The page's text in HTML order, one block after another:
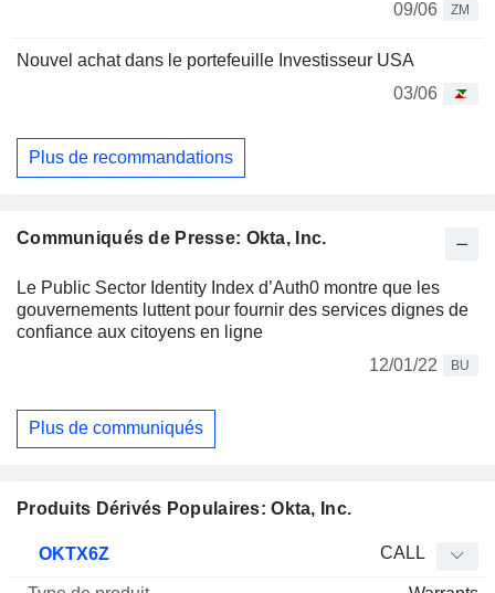
09/06
ZM
Nouvel achat dans le portefeuille Investisseur USA
03/06
Plus de recommandations
Communiqués de Presse: Okta, Inc.
Le Public Sector Identity Index d’Auth0 montre que les
gouvernements luttent pour fournir des services dignes de
confiance aux citoyens en ligne
12/01/22
BU
Plus de communiqués
Produits Dérivés Populaires: Okta, Inc.
OKTX6Z CALL